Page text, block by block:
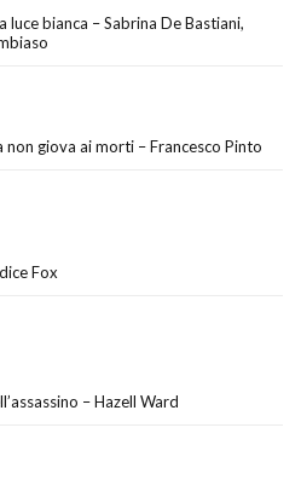
luce bianca – Sabrina De Bastiani,
non giova ai morti – Francesco Pinto
Fox
– Hazell Ward